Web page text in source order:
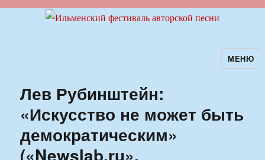
Ильменский фестиваль авторскойМЕНЮ
Лев Рубинштейн:
«Искусство не может быть
демократическим»